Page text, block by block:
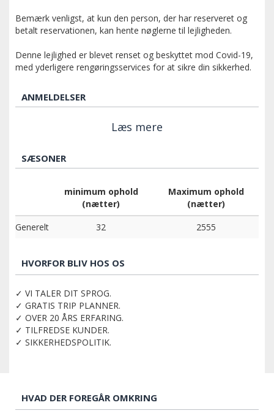
Bemærk venligst, at kun den person, der har reserveret og
betalt reservationen, kan hente nøglerne til lejligheden.
Denne lejlighed er blevet renset og beskyttet mod Covid-19,
med yderligere rengøringsservices for at sikre din sikkerhed.
ANMELDELSER
Læs mere
SÆSONER
minimum ophold
(nætter)
Maximum ophold
(nætter)
Generelt
32 2555
HVORFOR BLIV HOS OS
✓ VI TALER DIT SPROG.
✓ GRATIS TRIP PLANNER.
✓ OVER 20 ÅRS ERFARING.
✓ TILFREDSE KUNDER.
✓ SIKKERHEDSPOLITIK.
HVAD DER FOREGÅR OMKRING